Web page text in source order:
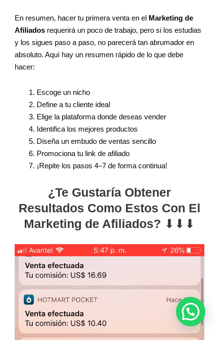
En resumen, hacer tu primera venta en el Marketing de
Afiliados requerirá un poco de trabajo, pero si los estudias
y los sigues paso a paso, no parecerá tan abrumador en
absoluto. Aquí hay un resumen rápido de lo que debe
hacer:
Escoge un nicho
Define a tu cliente ideal
Elige la plataforma donde deseas vender
Identifica los mejores productos
Diseña un embudo de ventas sencillo
Promociona tu link de afiliado
¡Repite los pasos 4–7 de forma continua!
¿Te Gustaría Obtener
Resultados Como Estos Con El
Marketing de Afiliados? ⬇⬇⬇